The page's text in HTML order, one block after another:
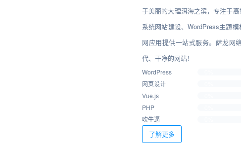
于美丽的大理洱海之滨，专注于
系统网站建设、WordPress主题
网应用提供一站式服务。萨龙网
代、干净的网站！
WordPress
网页设计
Vue.js
PHP
吹牛逼
了解更多